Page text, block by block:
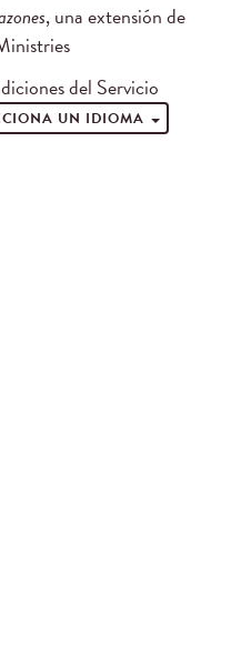
, una extensión de
del Servicio
UN IDIOMA